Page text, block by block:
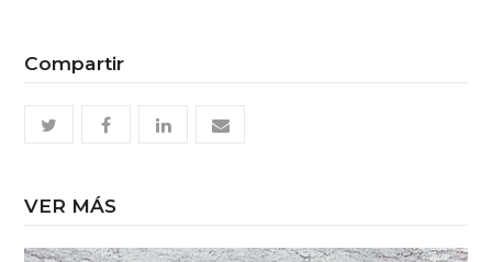
Compartir
twitterfacebooklinkedinemail
VER MÁS